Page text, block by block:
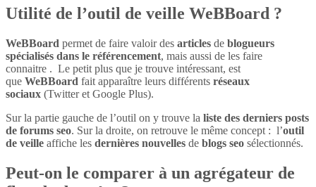
Utilité de l’outil de veille WeBBoard ?
WeBBoard permet de faire valoir des articles de blogueurs
spécialisés dans le référencement, mais aussi de les faire
connaitre . Le petit plus que je trouve intéressant, est
que WeBBoard fait apparaître leurs différents réseaux
sociaux (Twitter et Google Plus).
Sur la partie gauche de l’outil on y trouve la liste des derniers posts
de forums seo. Sur la droite, on retrouve le même concept : l’outil
de veille affiche les dernières nouvelles de blogs seo sélectionnés.
Peut-on le comparer à un agrégateur de